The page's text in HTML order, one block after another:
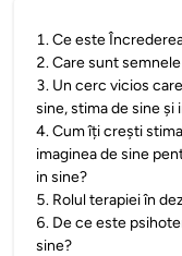
1.Ce este
2.Care sunt
3. Un cerc vicios
sine, stima de sine și
4.Cum îți crești
imaginea de sine
in sine?
5. Rolul terapiei în
6. De ce este
sine?